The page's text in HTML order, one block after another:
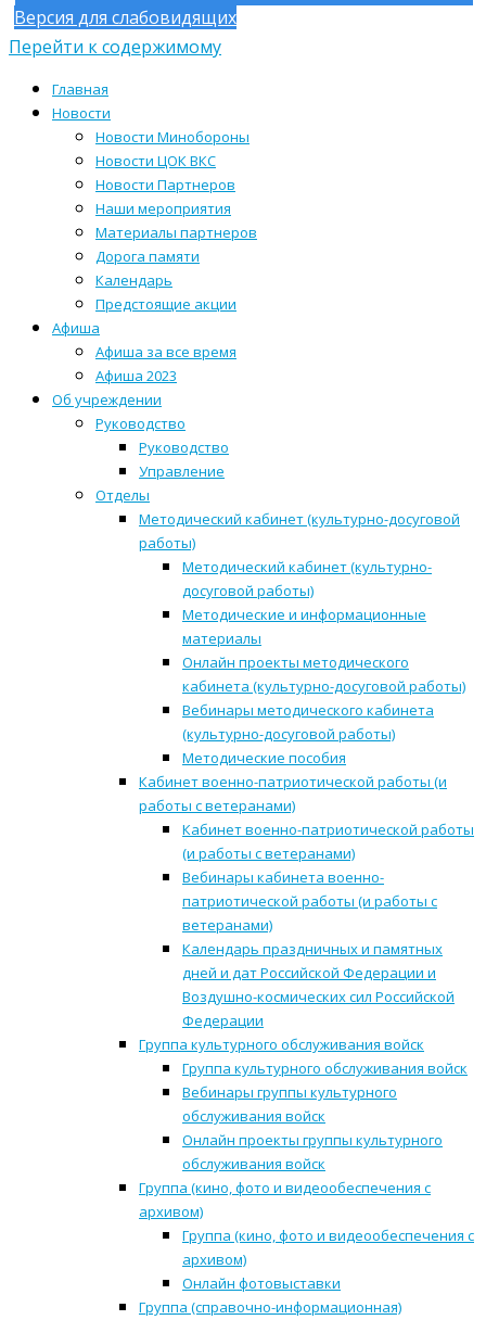
Версия для слабовидящих
Перейти к содержимому
Главная
Новости
Новости Минобороны
Новости ЦОК ВКС
Новости Партнеров
Наши мероприятия
Материалы партнеров
Дорога памяти
Календарь
Предстоящие акции
Афиша
Афиша за все время
Афиша 2023
Об учреждении
Руководство
Руководство
Управление
Отделы
Методический кабинет (культурно-досуговой
работы)
Методический кабинет (культурно-
досуговой работы)
Методические и информационные
материалы
Онлайн проекты методического
кабинета (культурно-досуговой работы)
Вебинары методического кабинета
(культурно-досуговой работы)
Методические пособия
Кабинет военно-патриотической работы (и
работы с ветеранами)
Кабинет военно-патриотической работы
(и работы с ветеранами)
Вебинары кабинета военно-
патриотической работы (и работы с
ветеранами)
Календарь праздничных и памятных
дней и дат Российской Федерации и
Воздушно-космических сил Российской
Федерации
Группа культурного обслуживания войск
Группа культурного обслуживания войск
Вебинары группы культурного
обслуживания войск
Онлайн проекты группы культурного
обслуживания войск
Группа (кино, фото и видеообеспечения с
архивом)
Группа (кино, фото и видеообеспечения с
архивом)
Онлайн фотовыставки
Группа (справочно-информационная)